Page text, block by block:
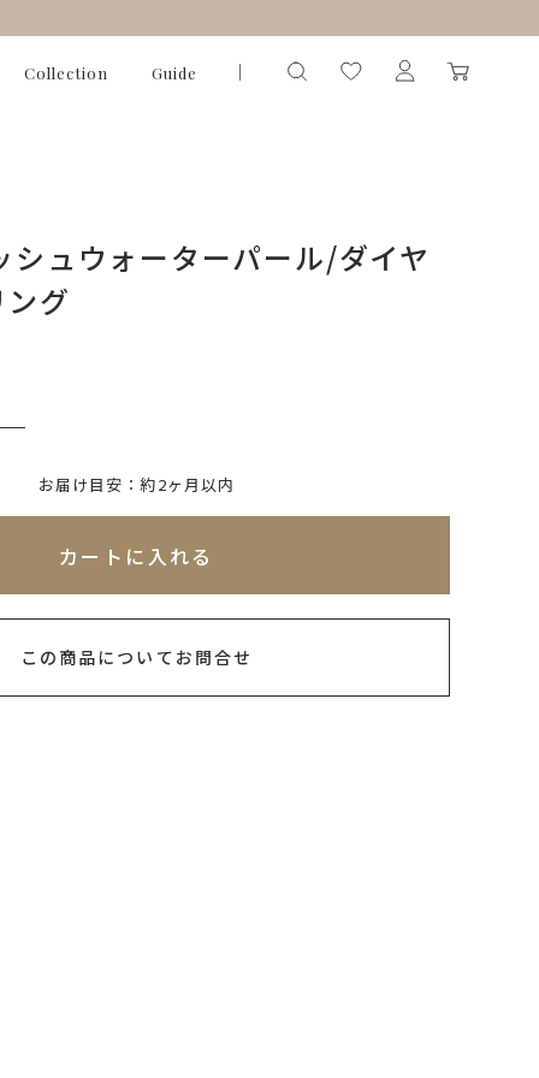
Collection Guide
シュウォーターパール/ダイヤ
グ
※必ず選択ください
お届け目安：約2ヶ月以内
カートに入れる
この商品についてお問合せ